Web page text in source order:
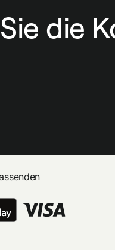
die